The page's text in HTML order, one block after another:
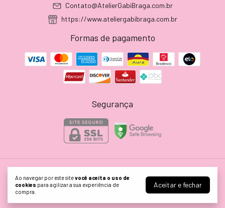
Ao navegar por este sitevocê aceita o uso de
cookies para agilizar a sua experiência de
compra.
Aceitar e fechar
Contato@AtelierGabiBraga.com.br
https://www.ateliergabibraga.com.br
Formas de pagamento
Segurança
Atelier Gabi Braga
©2026. ATELIER GABI BRAGA EIRELI - 24628199000165. Todos os direitos